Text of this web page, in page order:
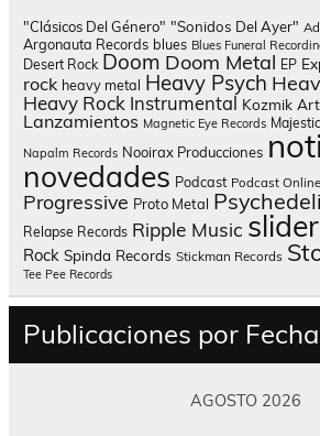
"Clásicos Del Género" "Sonidos Del Ayer"
Argonauta Records blues Blues Funeral
Desert Rock Doom Doom Metal EP
rock heavy metal Heavy Psych
Heavy Rock Instrumental Kozmik
Lanzamientos Magnetic Eye Records
Napalm Records Nooirax Producciones
novedades Podcast Podcast Online
Progressive Proto Metal
Relapse Records Ripple Music slider
Rock Spinda Records Stickman Records
Tee Pee Records
Publicaciones por Fecha
AGOSTO 2026